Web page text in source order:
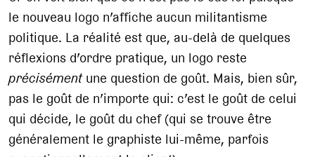
le nouveau logo n’affiche aucun militantisme
politique. La réalité est que, au-delà de quelques
réflexions d’ordre pratique, un logo reste
précisémentune question de goût. Mais, bien sûr,
pas le goût de n’importe qui: c’est le goût de celui
qui décide, le goût du chef (qui se trouve être
généralement le graphiste lui-même, parfois